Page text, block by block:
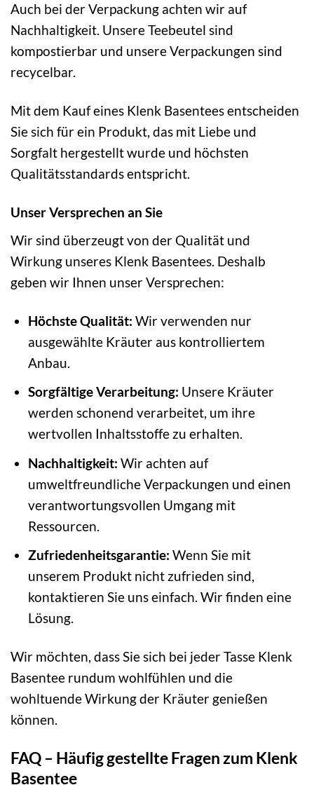
Auch bei der Verpackung achten wir auf
Nachhaltigkeit. Unsere Teebeutel sind
kompostierbar und unsere Verpackungen sind
recycelbar.
Mit dem Kauf eines Klenk Basentees entscheiden
Sie sich für ein Produkt, das mit Liebe und
Sorgfalt hergestellt wurde und höchsten
Qualitätsstandards entspricht.
Unser Versprechen an Sie
Wir sind überzeugt von der Qualität und
Wirkung unseres Klenk Basentees. Deshalb
geben wir Ihnen unser Versprechen:
Höchste Qualität: Wir verwenden nur
ausgewählte Kräuter aus kontrolliertem
Anbau.
Sorgfältige Verarbeitung: Unsere Kräuter
werden schonend verarbeitet, um ihre
wertvollen Inhaltsstoffe zu erhalten.
Nachhaltigkeit: Wir achten auf
umweltfreundliche Verpackungen und einen
verantwortungsvollen Umgang mit
Ressourcen.
Zufriedenheitsgarantie: Wenn Sie mit
unserem Produkt nicht zufrieden sind,
kontaktieren Sie uns einfach. Wir finden eine
Lösung.
Wir möchten, dass Sie sich bei jeder Tasse Klenk
Basentee rundum wohlfühlen und die
wohltuende Wirkung der Kräuter genießen
können.
FAQ – Häufig gestellte Fragen zum Klenk
Basentee